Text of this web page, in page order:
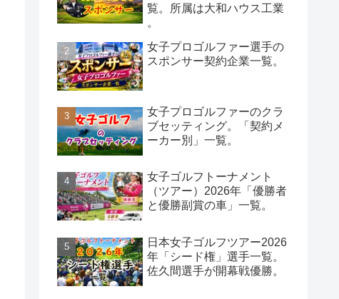
覧。所属は大和ハウス工業
。
女子プロゴルファー選手の
スポンサー契約企業一覧。
女子プロゴルファーのクラ
ブセッティング。「契約メ
ーカー別」一覧。
女子ゴルフトーナメント
（ツアー）2026年「優勝者
と優勝副賞の車」一覧。
日本女子ゴルフツアー2026
年「シード権」選手一覧。
佐久間選手が開幕戦優勝。